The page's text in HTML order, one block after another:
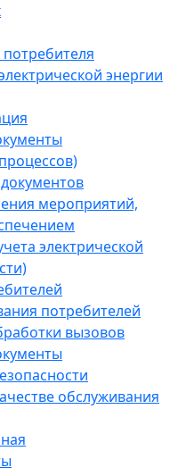
энергии
мероприятий,
электрической
потребителей
вызовов
обслуживания